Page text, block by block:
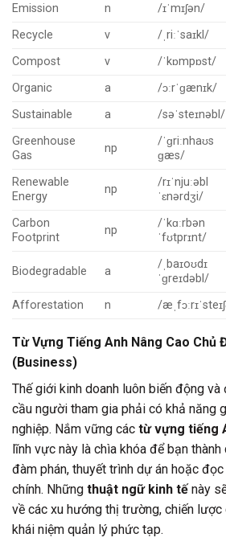
Emission
n /ɪˈmɪʃən/
Recycle
v /ˌriːˈsaɪkl/
Compost
v /ˈkɒmpɒst/
Organic
a /ɔːrˈɡænɪk/
Sustainable
a /səˈsteɪnəbl/
Greenhouse
Gas
np
/ˈɡriːnhaʊs
ɡæs/
Renewable
Energy
np
/rɪˈnjuːəbl
ˈɛnərdʒi/
Carbon
Footprint
np
/ˈkɑːrbən
ˈfʊtprɪnt/
Biodegradable a
/ˌbaɪoʊdɪ
ˈɡreɪdəbl/
Afforestation
n /
Từ Vựng Tiếng Anh Nâng Cao Chủ
(Business)
Thế giới kinh doanh luôn biến động
cầu người tham gia phải có khả năng
nghiệp. Nắm vững các từ vựng tiếng
lĩnh vực này là chìa khóa để bạn
đàm phán, thuyết trình dự án hoặc
chính. Những thuật ngữ kinh tế này
về các xu hướng thị trường, chiến lược
khái niệm quản lý phức tạp.